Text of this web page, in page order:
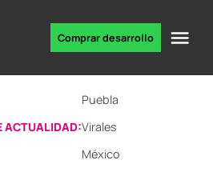
Comprar desarrollo
ACTUALIDAD:
Puebla
Virales
México